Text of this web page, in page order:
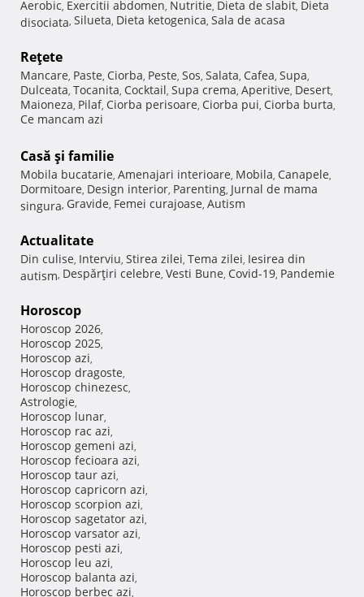
Aerobic, Exercitii abdomen, Nutritie, Dieta de slabit, Dieta
disociata, Silueta, Dieta ketogenica, Sala de acasa
Reţete
Mancare, Paste, Ciorba, Peste, Sos, Salata, Cafea, Supa,
Dulceata, Tocanita, Cocktail, Supa crema, Aperitive, Desert,
Maioneza, Pilaf, Ciorba perisoare, Ciorba pui, Ciorba burta,
Ce mancam azi
Casă şi familie
Mobila bucatarie, Amenajari interioare, Mobila, Canapele,
Dormitoare, Design interior, Parenting, Jurnal de mama
singura, Gravide, Femei curajoase, Autism
Actualitate
Din culise, Interviu, Stirea zilei, Tema zilei, Iesirea din
autism, Despărţiri celebre, Vesti Bune, Covid-19, Pandemie
Horoscop
Horoscop 2026,
Horoscop 2025,
Horoscop azi,
Horoscop dragoste,
Horoscop chinezesc,
Astrologie,
Horoscop lunar,
Horoscop rac azi,
Horoscop gemeni azi,
Horoscop fecioara azi,
Horoscop taur azi,
Horoscop capricorn azi,
Horoscop scorpion azi,
Horoscop sagetator azi,
Horoscop varsator azi,
Horoscop pesti azi,
Horoscop leu azi,
Horoscop balanta azi,
Horoscop berbec azi,